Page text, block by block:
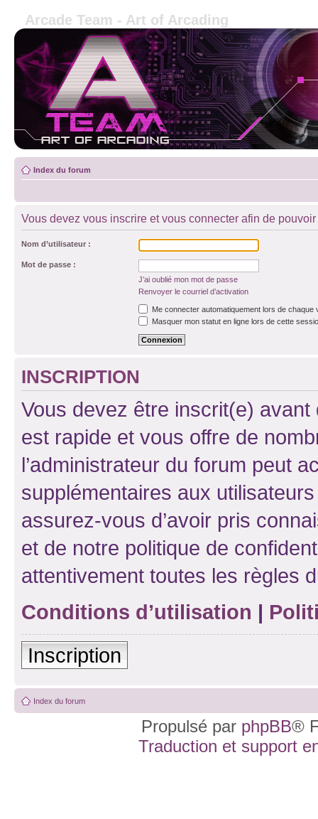
Arcade Team - Art of Arcading
Index du forum
Vous devez vous inscrire et vous connecter afin de
Nom d’utilisateur :
Mot de passe :
J’ai oublié mon mot de passe
Renvoyer le courriel d’activation
Me connecter automatiquement lors de chaque
Masquer mon statut en ligne lors de cette
INSCRIPTION
Vous devez être inscrit(e) avant
est rapide et vous offre de
l’administrateur du forum peut
supplémentaires aux
assurez-vous d’avoir pris
et de notre politique de
attentivement toutes les règles
Conditions d’utilisation |
Inscription
Index du forum
Propulsé par phpBB®
Traduction et support